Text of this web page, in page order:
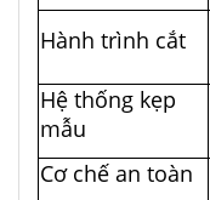
Hành trình cắt
Hệ thống kẹp
mẫu
Cơ chế an toàn